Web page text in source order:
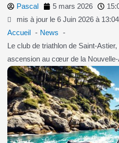
Pascal 5 mars 2026
mis à jour le 6 Juin 2026 à 13:04
Accueil
News
Le club de triathlon de Saint-
ascension au cœur de la Nouvelle-